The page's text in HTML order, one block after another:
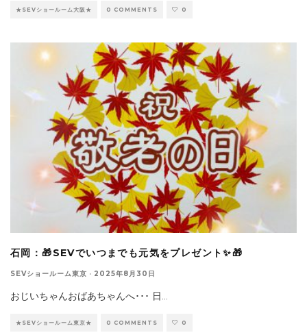
★SEVショールーム大阪★ 0 COMMENTS 0
石岡：🎁SEVでいつまでも元気をプレゼント✨🎁
SEVショールーム東京 · 2025年8月30日
おじいちゃんおばあちゃんへ･･･ 日...
★SEVショールーム東京★ 0 COMMENTS 0